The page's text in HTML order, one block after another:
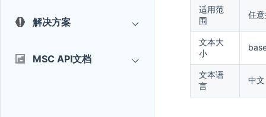
解决方案
MSC API文档
适用范
围
任
文本大
小
文本语
言
中文